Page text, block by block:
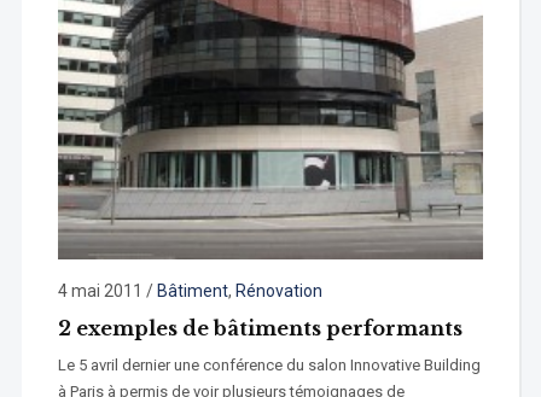
4 mai 2011 /Bâtiment, Rénovation
2 exemples de bâtiments performants
Le 5 avril dernier une conférence du salon Innovative Building
à Paris à permis de voir plusieurs témoignages de